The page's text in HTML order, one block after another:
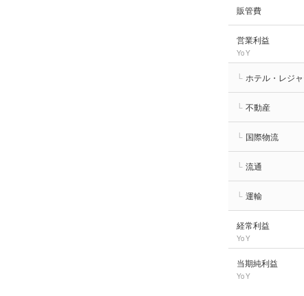
販管費
営業利益
YoY
└ ホテル・レジ
└ 不動産
└ 国際物流
└ 流通
└ 運輸
経常利益
YoY
当期純利益
YoY